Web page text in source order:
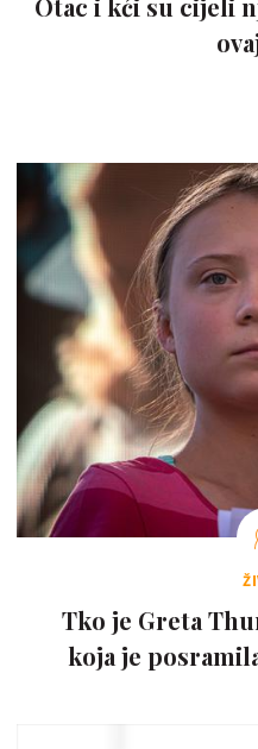
Otac i kći su cijeli
Tko je Greta
koja je